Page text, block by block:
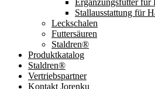
Ergänzungsfutter für
Stallausstattung für
Leckschalen
Futtersäuren
Staldren®
Produktkatalog
Staldren®
Vertriebspartner
Kontakt Jorenku